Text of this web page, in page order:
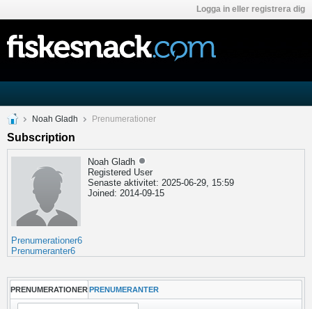
Logga in eller registrera dig
Noah Gladh Prenumerationer
Subscription
Noah Gladh
Registered User
Senaste aktivitet: 2025-06-29, 15:59
Joined: 2014-09-15
Prenumerationer6
Prenumeranter6
PRENUMERATIONER PRENUMERANTER